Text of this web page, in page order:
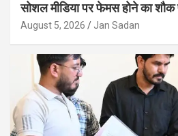
सोशल मीडिया पर फेमस होने का शौक
August 5, 2026 Jan Sadan